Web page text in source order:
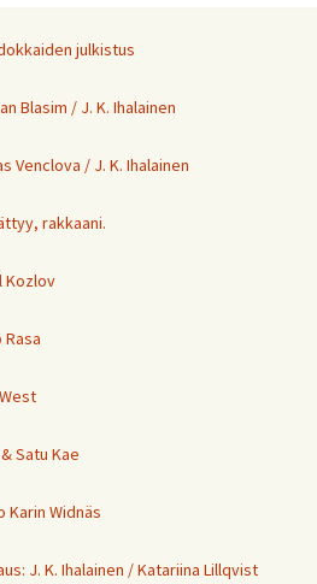
julkistus
Bla­sim / J. K. Ihalainen
Venclova / J. K. Ihalainen
rakkaani.
Kozlov
Satu Kae
Karin Widnäs
J. K. Ihalainen / Katariina Lillqvist